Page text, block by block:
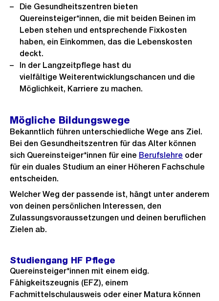
Die Gesundheitszentren bieten
Quereinsteiger*innen, die mit beiden Beinen im
Leben stehen und entsprechende Fixkosten
haben, ein Einkommen, das die Lebenskosten
deckt.
In der Langzeitpflege hast du
vielfältige Weiterentwicklungschancen und die
Möglichkeit, Karriere zu machen.
Mögliche Bildungswege
Bekanntlich führen unterschiedliche Wege ans Ziel.
Bei den Gesundheitszentren für das Alter können
sich Quereinsteiger*innen für eine Berufslehre oder
für ein duales Studium an einer Höheren Fachschule
entscheiden.
Welcher Weg der passende ist, hängt unter anderem
von deinen persönlichen Interessen, den
Zulassungsvoraussetzungen und deinen beruflichen
Zielen ab.
Studiengang HF Pflege
Quereinsteiger*innen mit einem eidg.
Fähigkeitszeugnis (EFZ), einem
Fachmittelschulausweis oder einer Matura können